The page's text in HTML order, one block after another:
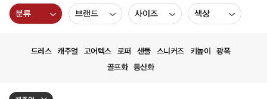
분류 브랜드 사이즈 색상
드레스 캐주얼 고어텍스 로퍼 샌들 스니커즈 키높이
광폭
골프화
등산화